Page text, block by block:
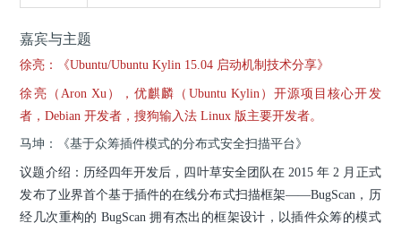
嘉宾与主题
徐亮：《Ubuntu/Ubuntu Kylin 15.04 启动机制技术分享》
徐亮（Aron Xu），优麒麟（Ubuntu Kylin）开源项目核心开发
者，Debian 开发者，搜狗输入法 Linux 版主要开发者。
马坤：《基于众筹插件模式的分布式安全扫描平台》
议题介绍：历经四年开发后，四叶草安全团队在 2015 年 2 月正式
发布了业界首个基于插件的在线分布式扫描框架——BugScan，历
经几次重构的 BugScan 拥有杰出的框架设计，以插件众筹的模式